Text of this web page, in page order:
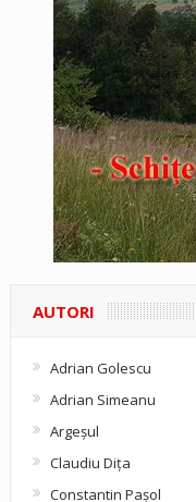
AUTORI
Adrian Golescu
Adrian Simeanu
Argeşul
Claudiu Diţa
Constantin Pașol